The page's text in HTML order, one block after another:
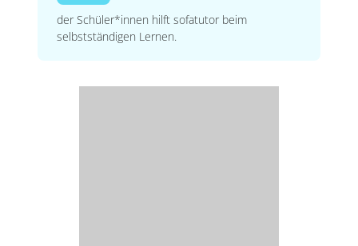
der Schüler*innen hilft sofatutor beim
selbstständigen Lernen.